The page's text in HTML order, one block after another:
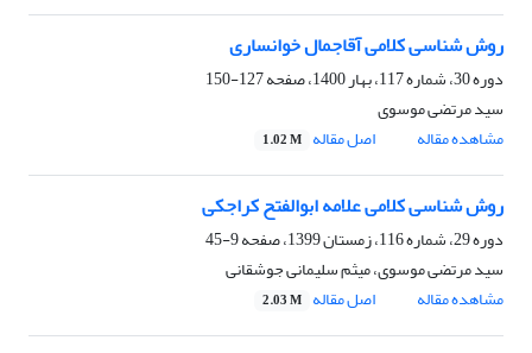
روش شناسی کلامی آقاجمال خوانساری
دوره 30، شماره 117، بهار 1400، صفحه
127-150
سید مرتضی موسوی
مشاهده مقاله
اصل مقاله 1.02 M
روش شناسی کلامی علامه ابوالفتح کراجکی
دوره 29، شماره 116، زمستان 1399، صفحه
9-45
سید مرتضی موسوی، میثم سلیمانی جوشقانی
مشاهده مقاله
اصل مقاله 2.03 M